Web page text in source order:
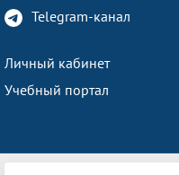
Telegram-канал
Личный кабинет
Учебный портал